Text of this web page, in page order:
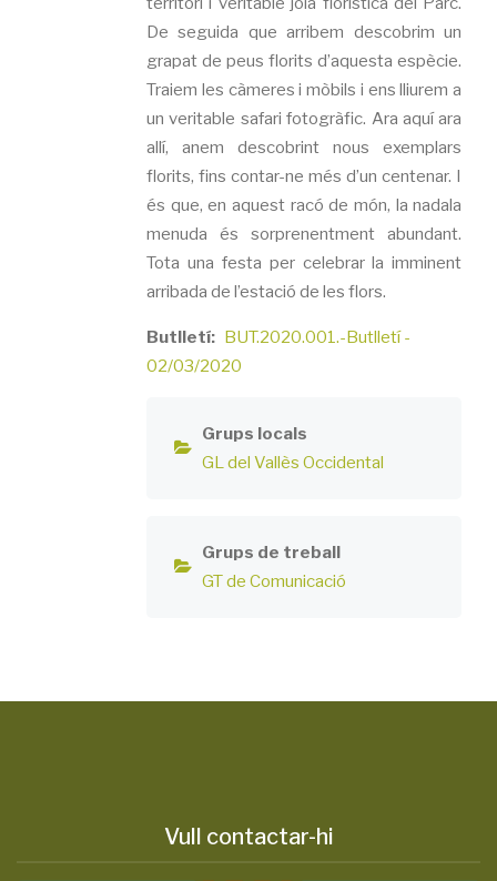
De seguida que arribem descobrim un
grapat de peus florits d’aquesta espècie.
Traiem les càmeres i mòbils i ens lliurem a
un veritable safari fotogràfic. Ara aquí ara
allí, anem descobrint nous exemplars
florits, fins contar-ne més d’un centenar. I
és que, en aquest racó de món, la nadala
menuda és sorprenentment abundant.
Tota una festa per celebrar la imminent
arribada de l’estació de les flors.
Butlletí
BUT.2020.001.-Butlletí -
02/03/2020
Grups locals
GL del Vallès Occidental
Grups de treball
GT de Comunicació
Vull contactar-hi